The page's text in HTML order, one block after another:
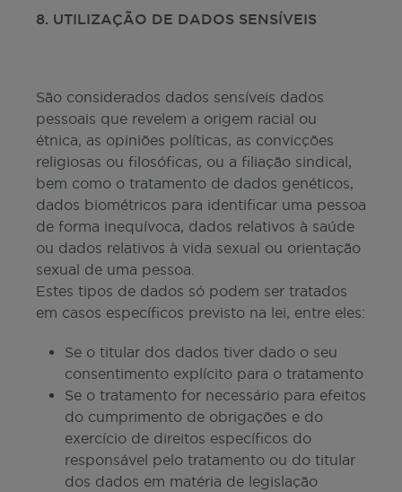
8. UTILIZAÇÃO DE DADOS SENSÍVEIS
São considerados dados sensíveis dados
pessoais que revelem a origem racial ou
étnica, as opiniões políticas, as convicções
religiosas ou filosóficas, ou a filiação sindical,
bem como o tratamento de dados genéticos,
dados biométricos para identificar uma pessoa
de forma inequívoca, dados relativos à saúde
ou dados relativos à vida sexual ou orientação
sexual de uma pessoa.
Estes tipos de dados só podem ser tratados
em casos específicos previsto na lei, entre eles:
Se o titular dos dados tiver dado o seu
consentimento explícito para o tratamento
Se o tratamento for necessário para efeitos
do cumprimento de obrigações e do
exercício de direitos específicos do
responsável pelo tratamento ou do titular
dos dados em matéria de legislação